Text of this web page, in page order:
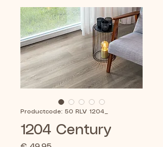
Productcode: 50 RLV 1204_
1204 Century